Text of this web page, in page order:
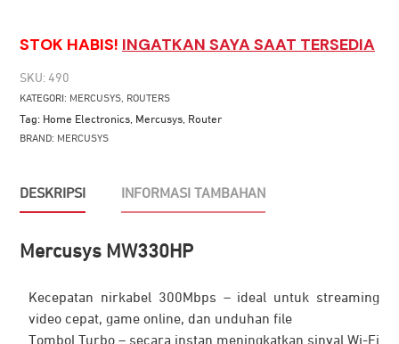
STOK HABIS! INGATKAN SAYA SAAT TERSEDIA
SKU: 490
KATEGORI: MERCUSYS, ROUTERS
Tag: Home Electronics, Mercusys, Router
BRAND: MERCUSYS
DESKRIPSI INFORMASI TAMBAHAN
Mercusys MW330HP
Kecepatan nirkabel 300Mbps – ideal untuk streaming
video cepat, game online, dan unduhan file